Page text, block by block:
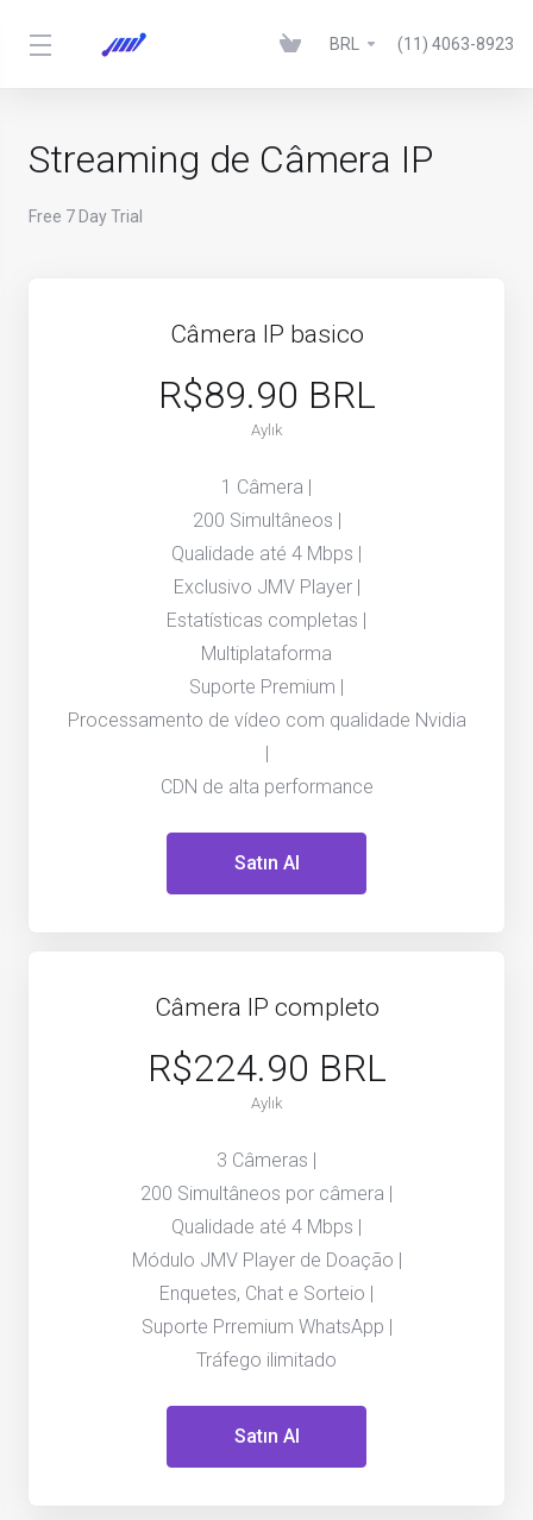
BRL (11) 4063-8923
Streaming de Câmera IP
Free 7 Day Trial
Câmera IP basico
R$89.90 BRL
Aylık
1 Câmera |
200 Simultâneos |
Qualidade até 4 Mbps |
Exclusivo JMV Player |
Estatísticas completas |
Multiplataforma
Suporte Premium |
Processamento de vídeo com qualidade Nvidia
|
CDN de alta performance
Satın Al
Câmera IP completo
R$224.90 BRL
Aylık
3 Câmeras |
200 Simultâneos por câmera |
Qualidade até 4 Mbps |
Módulo JMV Player de Doação |
Enquetes, Chat e Sorteio |
Suporte Prremium WhatsApp |
Tráfego ilimitado
Satın Al